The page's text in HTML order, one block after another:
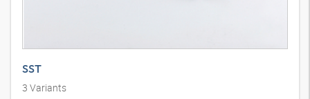
SST
3 Variants